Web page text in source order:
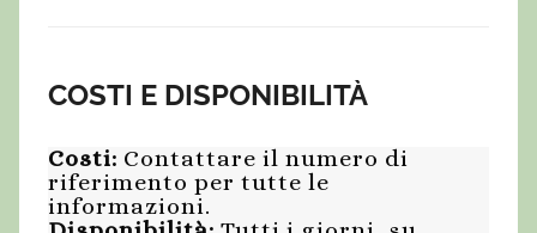
COSTI E DISPONIBILITÀ
Costi: Contattare il numero di
riferimento per tutte le
informazioni.